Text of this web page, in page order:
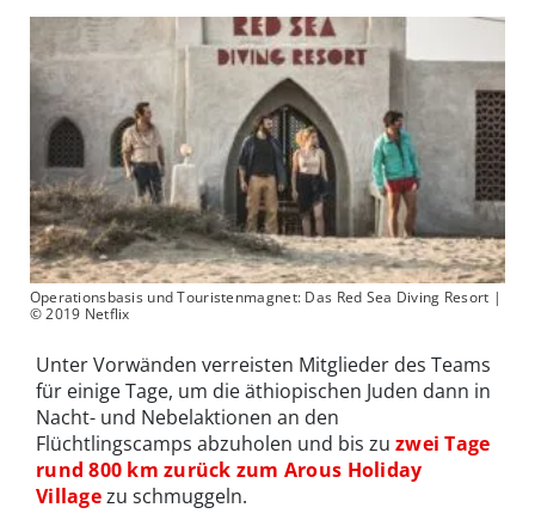
Operationsbasis und Touristenmagnet: Das Red Sea Diving Resort |
© 2019 Netflix
Unter Vorwänden verreisten Mitglieder des Teams
für einige Tage, um die äthiopischen Juden dann in
Nacht- und Nebelaktionen an den
Flüchtlingscamps abzuholen und bis zu zwei Tage
rund 800 km zurück zum Arous Holiday
Villagezu schmuggeln.